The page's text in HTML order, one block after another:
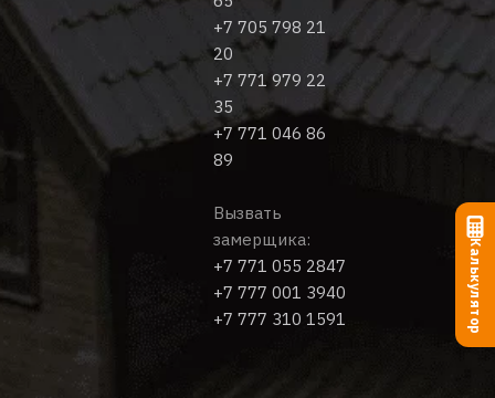
+7 705 798 21
20
+7 771 979 22
35
+7 771 046 86
89
Вызвать
замерщика:
+7 771 055 2847
+7 777 001 3940
+7 777 310 1591
Калькулятор